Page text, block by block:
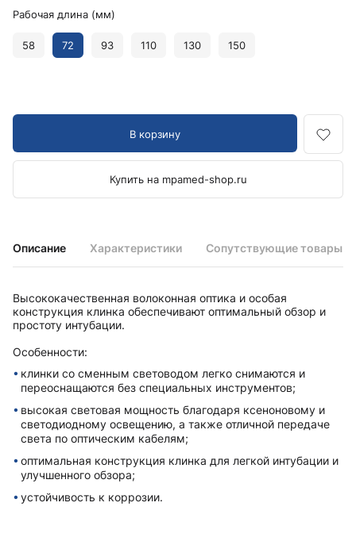
Описание Характеристики Сопутствующие товары
Высококачественная волоконная оптика и особая
конструкция клинка обеспечивают оптимальный обзор и
простоту интубации.
Особенности:
клинки со сменным световодом легко снимаются и
переоснащаются без специальных инструментов;
высокая световая мощность благодаря ксеноновому и
светодиодному освещению, а также отличной передаче
света по оптическим кабелям;
оптимальная конструкция клинка для легкой интубации и
улучшенного обзора;
устойчивость к коррозии.
Рабочая длина (мм)
58 72 93 110 130 150
В корзину
Купить на mpamed-shop.ru